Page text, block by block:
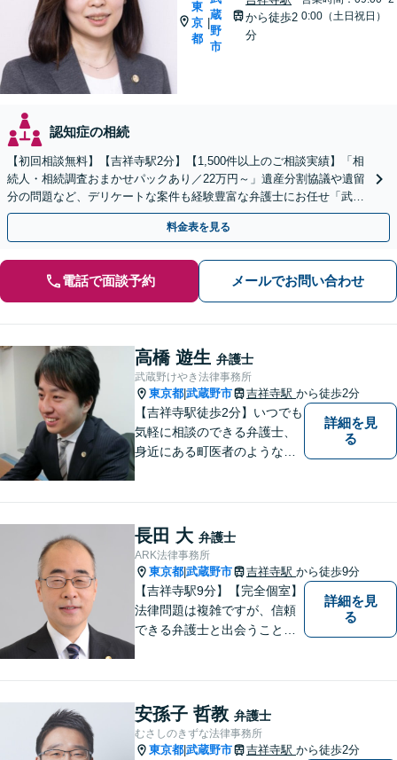
東
京
都
|
蔵
野
市
から徒歩2
分
0:00（土日祝日）
認知症の相続
【初回相談無料】【吉祥寺駅2分】【1,500件以上のご相談実績】「相
続人・相続調査おまかせパックあり／22万円～」遺産分割協議や遺留
分の問題など、デリケートな案件も経験豊富な弁護士にお任せ「武蔵
野市／三鷹市／小金井市／杉並区／練馬区など」
料金表を見る
電話で面談予約 メールでお問い合わせ
高橋 遊生 弁護士
武蔵野けやき法律事務所
東京都 武蔵野市 吉祥寺駅 から徒歩2分
【吉祥寺駅徒歩2分】いつでも
気軽に相談のできる弁護士、
身近にある町医者のような弁
みます。お気軽にご相談くだ
さい。
詳細を見
る
長田 大 弁護士
ARK法律事務所
東京都 武蔵野市 吉祥寺駅 から徒歩9分
【吉祥寺駅9分】【完全個室】
法律問題は複雑ですが、信頼
できる弁護士と出会うことで
さい。一緒に最善の解決策を
見つけましょう。【迅速な対
応】
詳細を見
る
安孫子 哲教 弁護士
むさしのきずな法律事務所
東京都 武蔵野市 吉祥寺駅 から徒歩2分